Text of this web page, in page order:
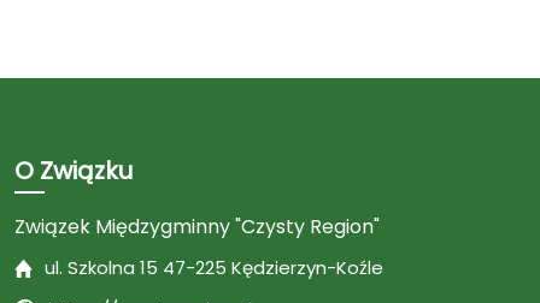
O Związku
Związek Międzygminny "Czysty Region"
ul. Szkolna 15 47-225 Kędzierzyn-Koźle